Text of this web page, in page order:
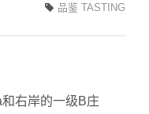
品鉴 TASTING
右岸的一级B庄